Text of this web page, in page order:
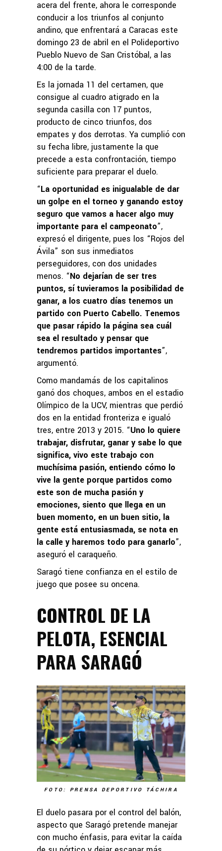
acera del frente, ahora le corresponde
conducir a los triunfos al conjunto
andino, que enfrentará a Caracas este
domingo 23 de abril en el Polideportivo
Pueblo Nuevo de San Cristóbal, a las
4:00 de la tarde.
Es la jornada 11 del certamen, que
consigue al cuadro atigrado en la
segunda casilla con 17 puntos,
producto de cinco triunfos, dos
empates y dos derrotas. Ya cumplió con
su fecha libre, justamente la que
precede a esta confrontación, tiempo
suficiente para preparar el duelo.
“La oportunidad es inigualable de dar
un golpe en el torneo y ganando estoy
seguro que vamos a hacer algo muy
importante para el campeonato”,
expresó el dirigente, pues los “Rojos del
Ávila” son sus inmediatos
perseguidores, con dos unidades
menos. “No dejarían de ser tres
puntos, sí tuvieramos la posibilidad de
ganar, a los cuatro días tenemos un
partido con Puerto Cabello. Tenemos
que pasar rápido la página sea cuál
sea el resultado y pensar que
tendremos partidos importantes”,
argumentó.
Como mandamás de los capitalinos
ganó dos choques, ambos en el estadio
Olímpico de la UCV, mientras que perdió
dos en la entidad fronteriza e igualó
tres, entre 2013 y 2015. “Uno lo quiere
trabajar, disfrutar, ganar y sabe lo que
significa, vivo este trabajo con
muchísima pasión, entiendo cómo lo
vive la gente porque partidos como
este son de mucha pasión y
emociones, siento que llega en un
buen momento, en un buen sitio, la
gente está entusiasmada, se nota en
la calle y haremos todo para ganarlo”,
aseguró el caraqueño.
Saragó tiene confianza en el estilo de
juego que posee su oncena.
CONTROL DE LA
PELOTA, ESENCIAL
PARA SARAGÓ
FOTO: PRENSA DEPORTIVO TÁCHIRA
El duelo pasara por el control del balón,
aspecto que Saragó pretende manejar
con mucho énfasis, para evitar la caída